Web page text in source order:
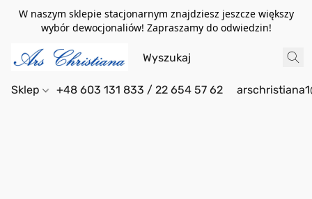
W naszym sklepie stacjonarnym znajdziesz jeszcze większy
wybór dewocjonaliów! Zapraszamy do odwiedzin!
Sklep +48 603 131 833 / 22 654 57 62